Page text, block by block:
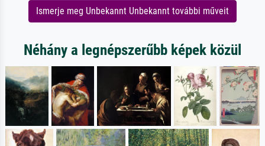
Ismerje meg Unbekannt Unbekannt további műveit
Néhány a legnépszerűbb képek közül